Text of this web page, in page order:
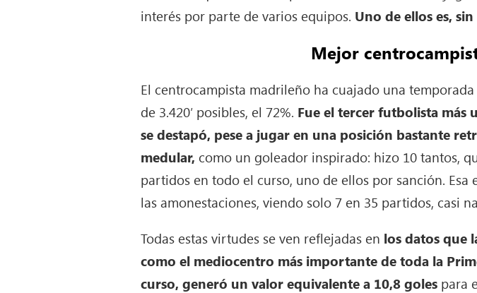
interés por parte de varios equipos. Uno de ellos es,
Mejor
El centrocampista madrileño ha cuajado una
de 3.420′ posibles, el 72%. Fue el tercer futbolista
se destapó, pese a jugar en una posición bastante
medular, como un goleador inspirado: hizo 10 tantos,
partidos en todo el curso, uno de ellos por sanción.
las amonestaciones, viendo solo 7 en 35 partidos, casi
Todas estas virtudes se ven reflejadas en los datos que
como el mediocentro más importante de toda la
curso, generó un valor equivalente a 10,8 goles para